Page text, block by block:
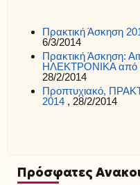
Πρακτική Άσκηση
6/3/2014
Πρακτική Άσκηση:
ΗΛΕΚΤΡΟΝΙΚΑ από
28/2/2014
Προπτυχιακό,
2014 , 28/2/2014
Πρόσφατες